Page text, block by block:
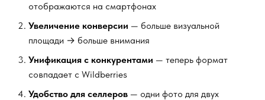
отображаются на смартфонах
Увеличение конверсии — больше визуальной
площади → больше внимания
Унификация с конкурентами — теперь формат
совпадает с Wildberries
Удобство для селлеров — одни фото для двух